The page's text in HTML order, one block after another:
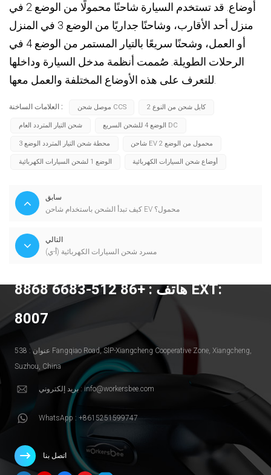
أوضاع. قد تستخدم السيارة شاحنًا محمولًا من الوضع 2 في
منزل أحد الأقارب، وشاحنًا جداريًا من الوضع 3 في المنزل
أو العمل، وشحنًا سريعًا بالتيار المستمر من الوضع 4 في
الرحلات الطويلة. صُممت أنظمة مدخل السيارة وداخلها
العلامات الساخنة : موصل شحن CCS كابل شحن من النوع 2
شحن التيار المتردد العام الوضع 4 للشحن السريع DC
محطة شحن التيار المتردد الوضع 3 شاحن EV محمول من الوضع 2
الوضع 1 لشحن السيارات الكهربائية أوضاع شحن السيارات الكهربائية
سابق
كيف تبدأ الشحن باستخدام شاحن EV محمول؟
التالي
مسرد شحن السيارات الكهربائية (أ-ي)
هاتف : +86 512-6683 8868 EXT:
8007
عنوان : 538 Fangqiao Road, SlP-Xiangcheng Cooperative Zone, Xiangcheng,
Suzhou, China
بريد إلكتروني : info@workersbee.com
WhatsApp : +8615251599747
اتصل بنا